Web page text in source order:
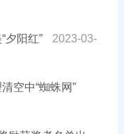
夕阳红”
2023-03-
空中“蜘蛛网”